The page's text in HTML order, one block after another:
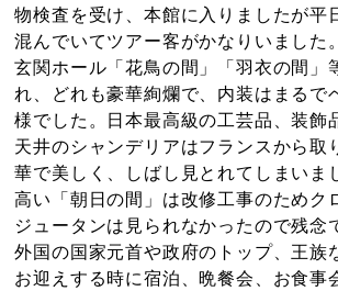
物検査を受け、本館に入りましたが平
混んでいてツアー客がかなりいました。
玄関ホール「花鳥の間」「羽衣の間」
れ、どれも豪華絢爛で、内装はまるで
様でした。日本最高級の工芸品、装飾
天井のシャンデリアはフランスから取
華で美しく、しばし見とれてしまいま
高い「朝日の間」は改修工事のためク
ジュータンは見られなかったので残念
外国の国家元首や政府のトップ、王族
お迎えする時に宿泊、晩餐会、お食事